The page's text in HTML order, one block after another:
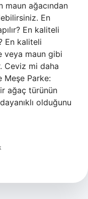
maun ağacından
En
En kaliteli
En kaliteli
veya maun gibi
Ceviz mi daha
Meşe Parke:
ağaç türünün
olduğunu